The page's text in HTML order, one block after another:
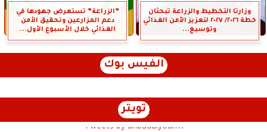
وزارتا التخطيط والزراعة تبحثان
خطة ٢٠٢٦/ ٢٠٢٧ لتعزيز الأمن الغذائي
وتوسيع...
”الزراعة” تستعرض جهودها في
دعم المزارعين وتحقيق الأمن
الغذائي خلال الأسبوع الأول...
الفيس بوك
تويتر
Tweets by anbaaalyoum1